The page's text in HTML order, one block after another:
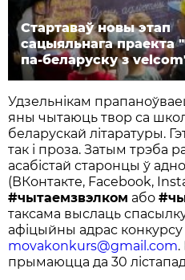
Cтартаваў новы этап
сацыяльнага праекта
па-беларуску з
Удзельнікам
яны чытаюць твор са
беларускай літаратуры.
так і проза. Затым трэба
асабістай старонцы ў
(ВКонтакте, Facebook,
#чытаемзвэлком або
таксама выслаць
афіцыйны адрас конкурсу
movakonkurs@gmail.com.
прымаюцца да 30